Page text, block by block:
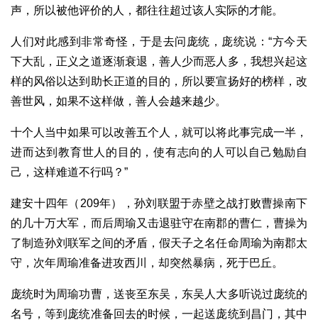
声，所以被他评价的人，都往往超过该人实际的才能。
人们对此感到非常奇怪，于是去问庞统，庞统说：“方今天
下大乱，正义之道逐渐衰退，善人少而恶人多，我想兴起这
样的风俗以达到助长正道的目的，所以要宣扬好的榜样，改
善世风，如果不这样做，善人会越来越少。
十个人当中如果可以改善五个人，就可以将此事完成一半，
进而达到教育世人的目的，使有志向的人可以自己勉励自
己，这样难道不行吗？”
建安十四年（209年），孙刘联盟于赤壁之战打败曹操南下
的几十万大军，而后周瑜又击退驻守在南郡的曹仁，曹操为
了制造孙刘联军之间的矛盾，假天子之名任命周瑜为南郡太
守，次年周瑜准备进攻西川，却突然暴病，死于巴丘。
庞统时为周瑜功曹，送丧至东吴，东吴人大多听说过庞统的
名号，等到庞统准备回去的时候，一起送庞统到昌门，其中